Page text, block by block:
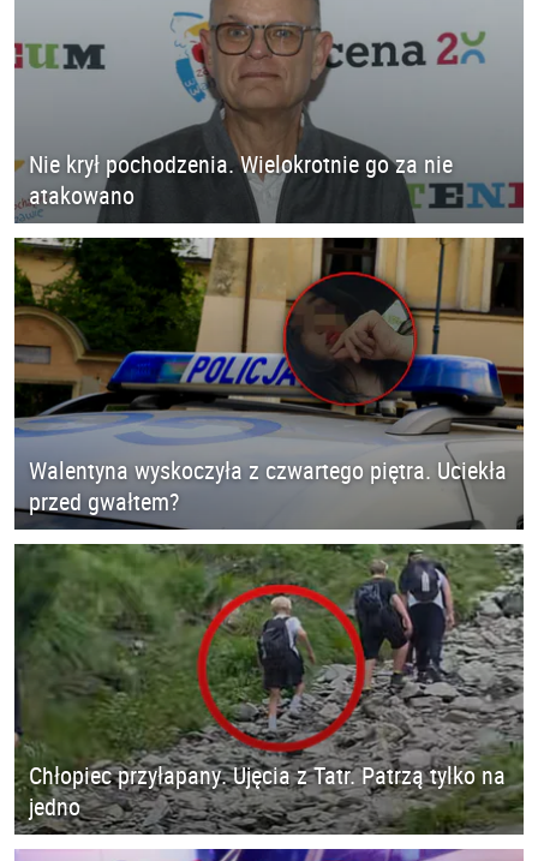
Nie krył pochodzenia. Wielokrotnie go za nie
atakowano
Walentyna wyskoczyła z czwartego piętra. Uciekła
przed gwałtem?
Chłopiec przyłapany. Ujęcia z Tatr. Patrzą tylko na
jedno